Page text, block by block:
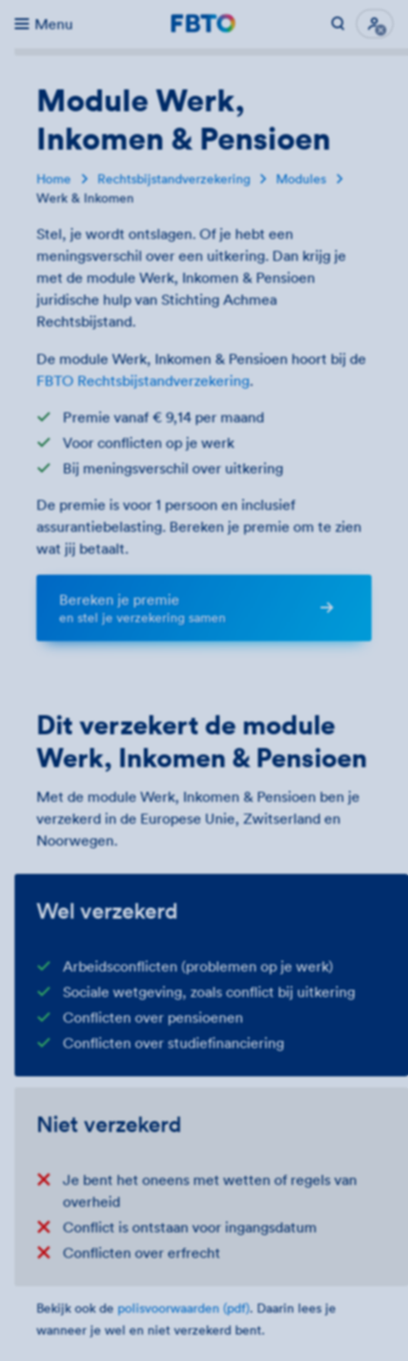
Menu
Direct naar...
Module Werk,
Inkomen & Pensioen
Home Rechtsbijstandverzekering
Modules
Werk & Inkomen
Stel, je wordt ontslagen. Of je hebt een
meningsverschil over een uitkering. Dan krijg je
met de module Werk, Inkomen & Pensioen
juridische hulp van Stichting Achmea
Rechtsbijstand.
De module Werk, Inkomen & Pensioen hoort bij de
FBTO Rechtsbijstandverzekering.
Premie vanaf € 9,14 per maand
Voor conflicten op je werk
Bij meningsverschil over uitkering
De premie is voor 1 persoon en inclusief
assurantiebelasting. Bereken je premie om te zien
wat jij betaalt.
Bereken je premie
en stel je verzekering samen
Dit verzekert de module
Werk, Inkomen & Pensioen
Met de module Werk, Inkomen & Pensioen ben je
verzekerd in de Europese Unie, Zwitserland en
Noorwegen.
Wel verzekerd
Arbeidsconflicten (problemen op je werk)
Sociale wetgeving, zoals conflict bij uitkering
Conflicten over pensioenen
Conflicten over studiefinanciering
Niet verzekerd
Je bent het oneens met wetten of regels van
overheid
Conflict is ontstaan voor ingangsdatum
Conflicten over erfrecht
Bekijk ook depolisvoorwaarden (pdf). Daarin lees je
wanneer je wel en niet verzekerd bent.